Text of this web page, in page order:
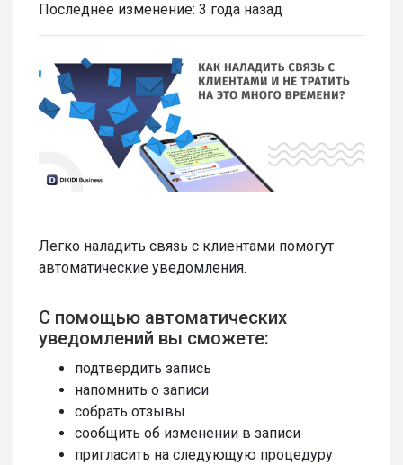
Последнее изменение: 3 года назад
Легко наладить связь с клиентами помогут
автоматические уведомления.
С помощью автоматических
уведомлений вы сможете:
подтвердить запись
напомнить о записи
собрать отзывы
сообщить об изменении в записи
пригласить на следующую процедуру